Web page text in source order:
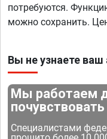
потребуются.
можно сохранить.
Вы не узнаете
Мы работаем
Специалистами